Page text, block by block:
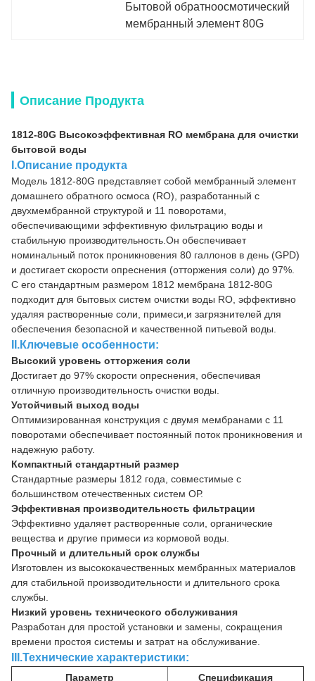
Бытовой обратноосмотический
мембранный элемент 80G
Описание Продукта
1812-80G Высокоэффективная RO мембрана для очистки
бытовой воды
I.Описание продукта
Модель 1812-80G представляет собой мембранный элемент
домашнего обратного осмоса (RO), разработанный с
двухмембранной структурой и 11 поворотами,
обеспечивающими эффективную фильтрацию воды и
стабильную производительность.Он обеспечивает
номинальный поток проникновения 80 галлонов в день (GPD)
и достигает скорости опреснения (отторжения соли) до 97%.
С его стандартным размером 1812 мембрана 1812-80G
подходит для бытовых систем очистки воды RO, эффективно
удаляя растворенные соли, примеси,и загрязнителей для
обеспечения безопасной и качественной питьевой воды.
II.Ключевые особенности:
Высокий уровень отторжения соли
Достигает до 97% скорости опреснения, обеспечивая
отличную производительность очистки воды.
Устойчивый выход воды
Оптимизированная конструкция с двумя мембранами с 11
поворотами обеспечивает постоянный поток проникновения и
надежную работу.
Компактный стандартный размер
Стандартные размеры 1812 года, совместимые с
большинством отечественных систем ОР.
Эффективная производительность фильтрации
Эффективно удаляет растворенные соли, органические
вещества и другие примеси из кормовой воды.
Прочный и длительный срок службы
Изготовлен из высококачественных мембранных материалов
для стабильной производительности и длительного срока
службы.
Низкий уровень технического обслуживания
Разработан для простой установки и замены, сокращения
времени простоя системы и затрат на обслуживание.
III.Технические характеристики:
Параметр Спецификация